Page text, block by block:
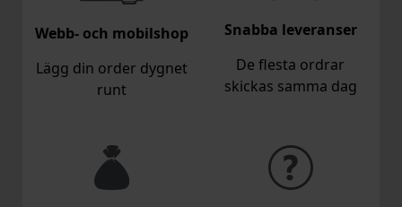
Webb- och mobilshop
Lägg din order dygnet
runt
Snabba leveranser
De flesta ordrar
skickas samma dag